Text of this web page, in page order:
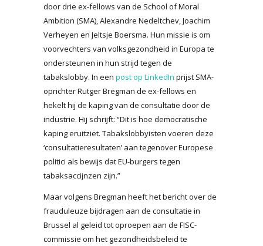
door drie ex-fellows van de School of Moral
Ambition (SMA), Alexandre Nedeltchev, Joachim
Verheyen en Jeltsje Boersma. Hun missie is om
voorvechters van volksgezondheid in Europa te
ondersteunen in hun strijd tegen de
tabakslobby. In een post op LinkedIn prijst SMA-
oprichter Rutger Bregman de ex-fellows en
hekelt hij de kaping van de consultatie door de
industrie. Hij schrijft: “Dit is hoe democratische
kaping eruitziet. Tabakslobbyisten voeren deze
‘consultatieresultaten’ aan tegenover Europese
politici als bewijs dat EU-burgers tegen
tabaksaccijnzen zijn.”
Maar volgens Bregman heeft het bericht over de
frauduleuze bijdragen aan de consultatie in
Brussel al geleid tot oproepen aan de FISC-
commissie om het gezondheidsbeleid te